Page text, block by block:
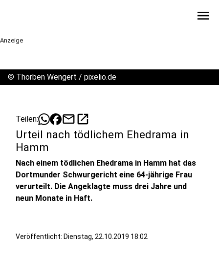
menu
Anzeige
© Thorben Wengert / pixelio.de
Teilen: mailopen_in_new
Urteil nach tödlichem Ehedrama in
Hamm
Nach einem tödlichen Ehedrama in Hamm hat das
Dortmunder Schwurgericht eine 64-jährige Frau
verurteilt. Die Angeklagte muss drei Jahre und
neun Monate in Haft.
Veröffentlicht: Dienstag, 22.10.2019 18:02